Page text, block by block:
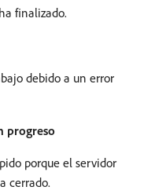
finalizado.
debido a un error
progreso
porque el servidor
cerrado.